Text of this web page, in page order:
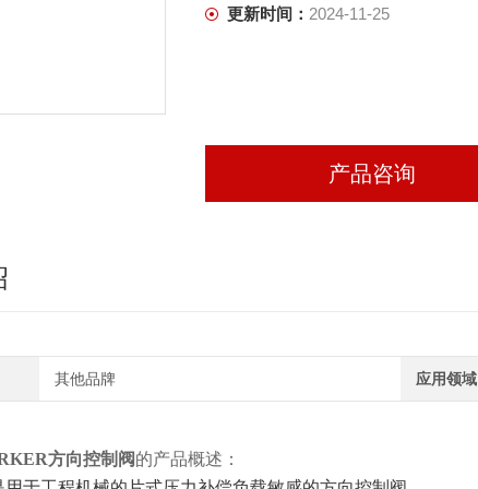
更新时间： 2024-11-25
产品咨询
其他品牌 应用领域
方向控制阀的产品概述：